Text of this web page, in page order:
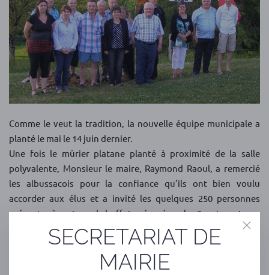
Comme le veut la tradition, la nouvelle équipe municipale a
planté le mai le 14 juin dernier.
Une fois le mûrier platane planté à proximité de la salle
polyvalente, Monsieur le maire, Raymond Raoul, a remercié
les albussacois pour la confiance qu’ils ont bien voulu
accorder aux élus et a invité les quelques 250 personnes
présentes à partager le buffet préparé par les 3 restaurateurs
de la commune et offert par l’ensemble des conseillers.
SECRETARIAT DE
MAIRIE